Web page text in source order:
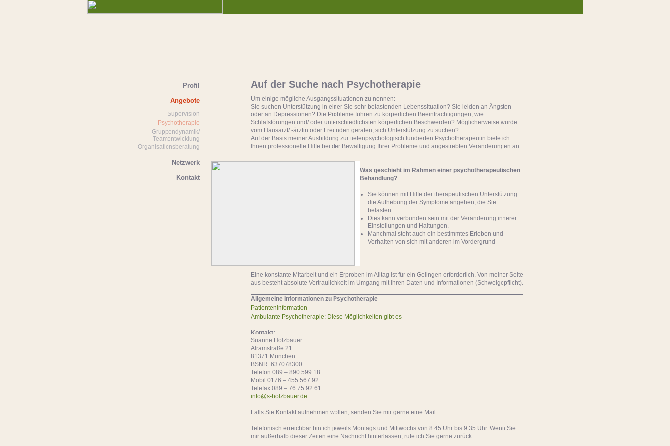
Profil
Angebote
Supervision
Psychotherapie
Gruppendynamik/
Teamentwicklung
Organisationsberatung
Netzwerk
Kontakt
Auf der Suche nach Psychotherapie
Um einige mögliche Ausgangssituationen zu nennen:
Sie suchen Unterstützung in einer Sie sehr belastenden Lebenssituation? Sie leiden an Ängsten
oder an Depressionen? Die Probleme führen zu körperlichen Beeinträchtigungen, wie
Schlafstörungen und/ oder unterschiedlichsten körperlichen Beschwerden? Möglicherweise wurde
vom Hausarzt/ -ärztin oder Freunden geraten, sich Unterstützung zu suchen?
Auf der Basis meiner Ausbildung zur tiefenpsychologisch fundierten Psychotherapeutin biete ich
Ihnen professionelle Hilfe bei der Bewältigung Ihrer Probleme und angestrebten Veränderungen an.
Was geschieht im Rahmen einer psychotherapeutischen
Behandlung?
Sie können mit Hilfe der therapeutischen Unterstützung
die Aufhebung der Symptome angehen, die Sie
belasten.
Dies kann verbunden sein mit der Veränderung innerer
Einstellungen und Haltungen.
Manchmal steht auch ein bestimmtes Erleben und
Verhalten von sich mit anderen im Vordergrund
Eine konstante Mitarbeit und ein Erproben im Alltag ist für ein Gelingen erforderlich. Von meiner Seite
aus besteht absolute Vertraulichkeit im Umgang mit Ihren Daten und Informationen (Schweigepflicht).
Allgemeine Informationen zu Psychotherapie
Patienteninformation
Ambulante Psychotherapie: Diese Möglichkeiten gibt es
Kontakt:
Suanne Holzbauer
Alramstraße 21
81371 München
BSNR: 637078300
Telefon 089 – 890 599 18
Mobil 0176 – 455 567 92
Telefax 089 – 76 75 92 61
info@s-holzbauer.de
Falls Sie Kontakt aufnehmen wollen, senden Sie mir gerne eine Mail.
Telefonisch erreichbar bin ich jeweils Montags und Mittwochs von 8.45 Uhr bis 9.35 Uhr. Wenn Sie
mir außerhalb dieser Zeiten eine Nachricht hinterlassen, rufe ich Sie gerne zurück.